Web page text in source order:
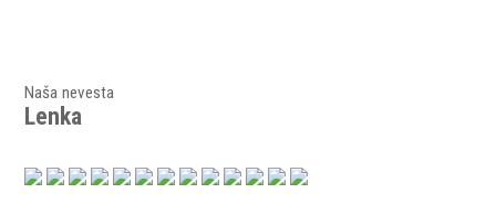
Naša nevesta
Lenka